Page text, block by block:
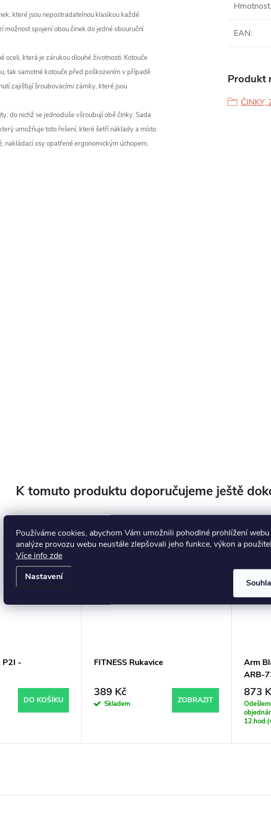
Používáme cookies, abychom Vám umožnili pohodlné prohlížení
analýze provozu webu neustále zlepšovali jeho funkce, výkon a
Více info zde
Nastavení
které jsou nepostradatelnou klasikou každé
možnost spojení obou činek do jedné obouruční
oceli, která je zárukou dlouhé životnosti. Kotouče
tak samotné kotouče před poškozením v případě
zajišťují šroubovacími zámky, které jsou
do nichž se jednoduše všroubují obě činky. Sada
umožňuje toto řešení, které šetří náklady a místo
nakládací osy opatřené ergonomickým úchopem,
Hmotnost:
EAN:
Produkt
ČINKY,
K tomuto produktu doporučujeme ještě
P2I -
DO KOŠÍKU
FITNESS Rukavice
389 Kč
Skladem ZOBRAZIT
Arm
ARB-
873